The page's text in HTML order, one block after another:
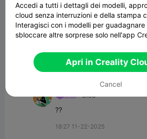
Tutti i commenti(1)
Biob
??
18:27 11-22-2025
Accedi a tutti i dettagli dei modelli,
cloud senza interruzioni e della stampa
Interagisci con i modelli per
sbloccare altre sorprese solo nell'app
Apri in Creality
Cancel